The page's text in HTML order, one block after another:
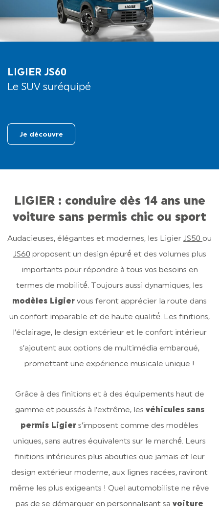
LIGIER JS60
Le SUV suréquipé
Je découvre
LIGIER : conduire dès 14 ans une
voiture sans permis chic ou sport
Audacieuses, élégantes et modernes, les Ligier JS50 ou
JS60 proposent un design épuré́ et des volumes plus
importants pour répondre à tous vos besoins en
termes de mobilité́. Toujours aussi dynamiques, les
modèles Ligier vous feront apprécier la route dans
un confort imparable et de haute qualité́. Les finitions,
l’éclairage, le design extérieur et le confort intérieur
s’ajoutent aux options de multimédia embarqué,
promettant une expérience musicale unique !
Grâce à des finitions et à des équipements haut de
gamme et poussés à l’extrême, les véhicules sans
permis Ligier s’imposent comme des modèles
uniques, sans autres équivalents sur le marché́. Leurs
finitions intérieures plus abouties que jamais et leur
design extérieur moderne, aux lignes racées, raviront
même les plus exigeants ! Quel automobiliste ne rêve
pas de se démarquer en personnalisant sa voiture